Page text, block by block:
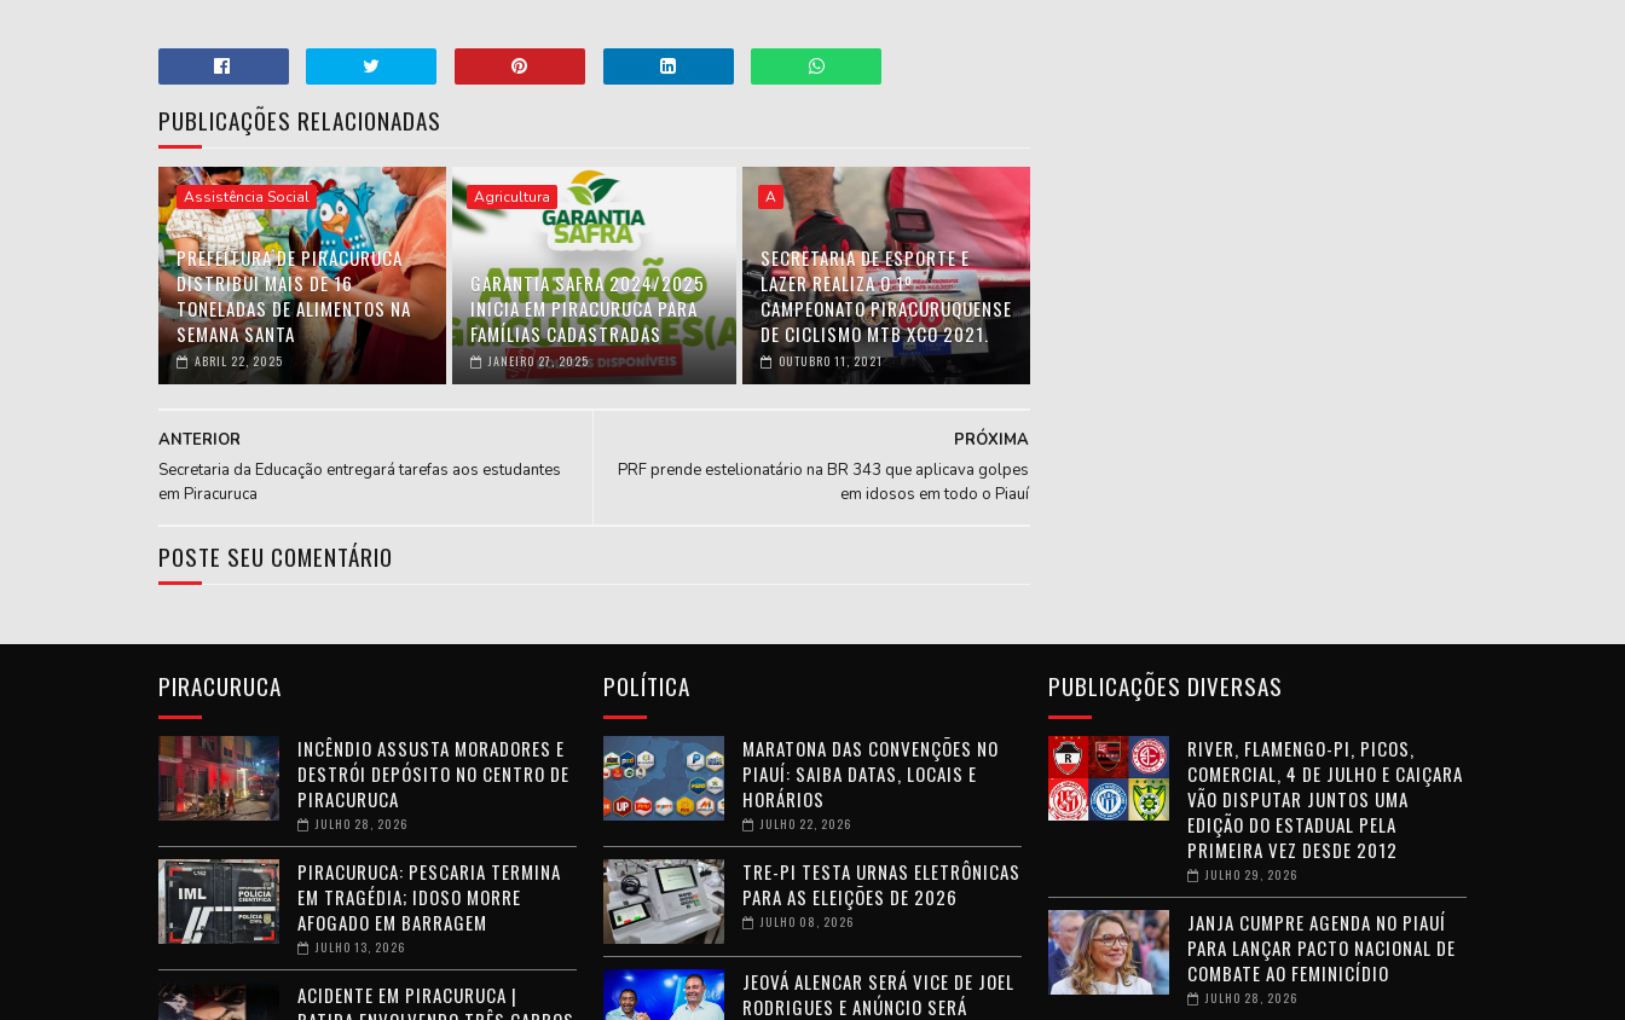
PUBLICAÇÕES RELACIONADAS
Assistência Social
PREFEITURA DE PIRACURUCA
DISTRIBUI MAIS DE 16
TONELADAS DE ALIMENTOS NA
SEMANA SANTA
ABRIL 22, 2025
Agricultura
GARANTIA SAFRA 2024/2025
INICIA EM PIRACURUCA PARA
FAMÍLIAS CADASTRADAS
JANEIRO 27, 2025
A
SECRETARIA DE ESPORTE E
LAZER REALIZA O 1º
CAMPEONATO PIRACURUQUENSE
DE CICLISMO MTB XCO 2021.
OUTUBRO 11, 2021
PRÓXIMA
PRF prende estelionatário na BR 343 que aplicava golpes
em idosos em todo o Piauí
ANTERIOR
Secretaria da Educação entregará tarefas aos estudantes
em Piracuruca
POSTE SEU COMENTÁRIO
PIRACURUCA
INCÊNDIO ASSUSTA MORADORES E
DESTRÓI DEPÓSITO NO CENTRO DE
PIRACURUCA
JULHO 28, 2026
PIRACURUCA: PESCARIA TERMINA
EM TRAGÉDIA; IDOSO MORRE
AFOGADO EM BARRAGEM
JULHO 13, 2026
ACIDENTE EM PIRACURUCA |
POLÍTICA
MARATONA DAS CONVENÇÕES NO
PIAUÍ: SAIBA DATAS, LOCAIS E
HORÁRIOS
JULHO 22, 2026
TRE-PI TESTA URNAS ELETRÔNICAS
PARA AS ELEIÇÕES DE 2026
JULHO 08, 2026
JEOVÁ ALENCAR SERÁ VICE DE JOEL
RODRIGUES E ANÚNCIO SERÁ
PUBLICAÇÕES DIVERSAS
RIVER, FLAMENGO-PI, PICOS,
COMERCIAL, 4 DE JULHO E CAIÇARA
VÃO DISPUTAR JUNTOS UMA
EDIÇÃO DO ESTADUAL PELA
PRIMEIRA VEZ DESDE 2012
JULHO 29, 2026
JANJA CUMPRE AGENDA NO PIAUÍ
PARA LANÇAR PACTO NACIONAL DE
COMBATE AO FEMINICÍDIO
JULHO 28, 2026